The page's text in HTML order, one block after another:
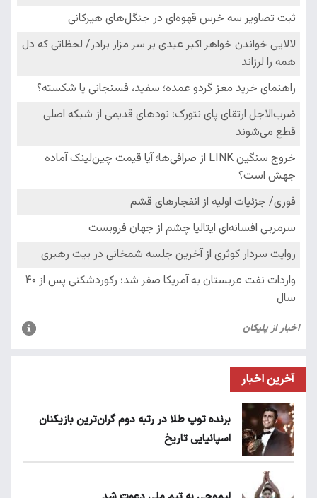
آخرین اخبار
برنده توپ طلا در رتبه دوم گران‌ترین بازیکنان
اسپانیایی تاریخ